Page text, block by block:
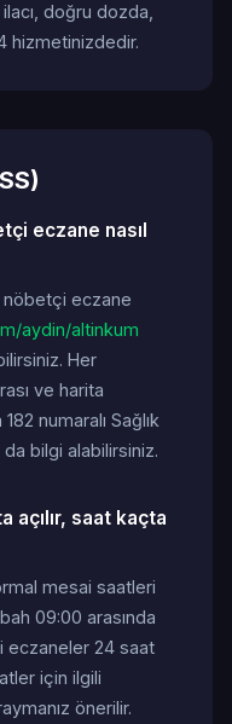
doğru dozda,
hizmetinizdedir.
eczane nasıl
nöbetçi eczane
aydin/altinkum
Her
ve harita
numaralı Sağlık
da bilgi alabilirsiniz.
açılır, saat kaçta
mesai saatleri
09:00 arasında
eczaneler 24 saat
için ilgili
önerilir.